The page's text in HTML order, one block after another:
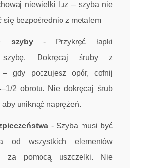
niewielki luz – szyba nie
się bezpośrednio z metalem.
szyby-
Przykręć łapki
szybę. Dokręcaj śruby z
– gdy poczujesz opór, cofnij
2 obrotu. Nie dokręcaj śrub
aby uniknąć naprężeń.
- Szyba musi być
od wszystkich elementów
za pomocą uszczelki. Nie